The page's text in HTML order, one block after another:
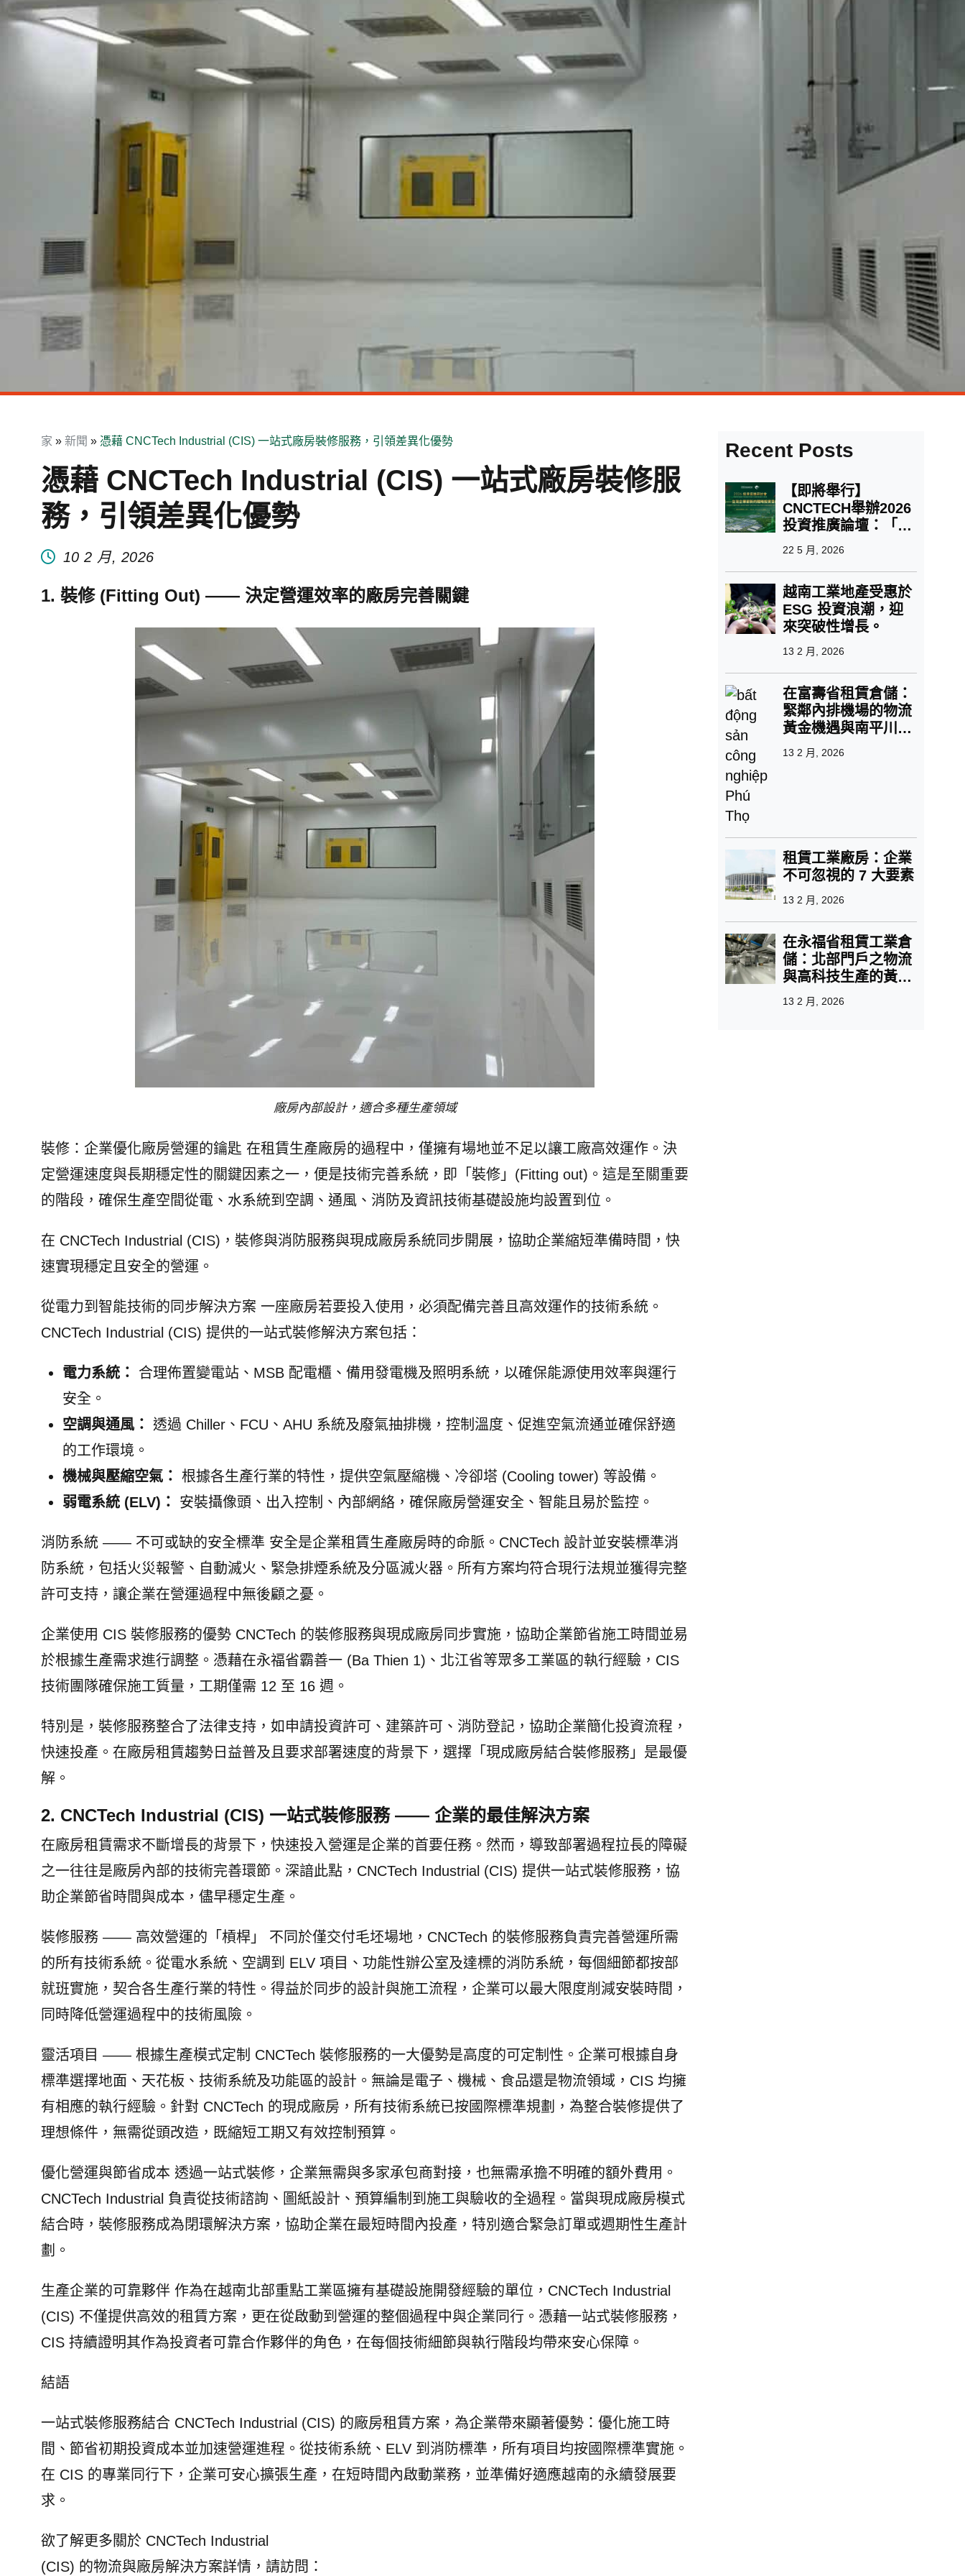
家 » 新聞 » 憑藉 CNCTech Industrial (CIS) 一站式廠房裝修服務，引領差異化優勢
憑藉 CNCTech Industrial (CIS) 一站式廠房裝修服
務，引領差異化優勢
10 2 月, 2026
1. 裝修 (Fitting Out) —— 決定營運效率的廠房完善關鍵
廠房內部設計，適合多種生產領域
裝修：企業優化廠房營運的鑰匙 在租賃生產廠房的過程中，僅擁有場地並不足以讓工廠高效運作。決
定營運速度與長期穩定性的關鍵因素之一，便是技術完善系統，即「裝修」(Fitting out)。這是至關重要
的階段，確保生產空間從電、水系統到空調、通風、消防及資訊技術基礎設施均設置到位。
在 CNCTech Industrial (CIS)，裝修與消防服務與現成廠房系統同步開展，協助企業縮短準備時間，快
速實現穩定且安全的營運。
從電力到智能技術的同步解決方案 一座廠房若要投入使用，必須配備完善且高效運作的技術系統。
CNCTech Industrial (CIS) 提供的一站式裝修解決方案包括：
電力系統：
合理佈置變電站、MSB 配電櫃、備用發電機及照明系統，以確保能源使用效率與運行
安全。
空調與通風： 透過 Chiller、FCU、AHU 系統及廢氣抽排機，控制溫度、促進空氣流通並確保舒適
的工作環境。
機械與壓縮空氣： 根據各生產行業的特性，提供空氣壓縮機、冷卻塔 (Cooling tower) 等設備。
弱電系統 (ELV)：
安裝攝像頭、出入控制、內部網絡，確保廠房營運安全、智能且易於監控。
消防系統 —— 不可或缺的安全標準 安全是企業租賃生產廠房時的命脈。CNCTech 設計並安裝標準消
防系統，包括火災報警、自動滅火、緊急排煙系統及分區滅火器。所有方案均符合現行法規並獲得完整
許可支持，讓企業在營運過程中無後顧之憂。
企業使用 CIS 裝修服務的優勢 CNCTech 的裝修服務與現成廠房同步實施，協助企業節省施工時間並易
於根據生產需求進行調整。憑藉在永福省霸善一 (Ba Thien 1)、北江省等眾多工業區的執行經驗，CIS
技術團隊確保施工質量，工期僅需 12 至 16 週。
特別是，裝修服務整合了法律支持，如申請投資許可、建築許可、消防登記，協助企業簡化投資流程，
快速投產。在廠房租賃趨勢日益普及且要求部署速度的背景下，選擇「現成廠房結合裝修服務」是最優
解。
2. CNCTech Industrial (CIS) 一站式裝修服務 —— 企業的最佳解決方案
在廠房租賃需求不斷增長的背景下，快速投入營運是企業的首要任務。然而，導致部署過程拉長的障礙
之一往往是廠房內部的技術完善環節。深諳此點，CNCTech Industrial (CIS) 提供一站式裝修服務，協
助企業節省時間與成本，儘早穩定生產。
裝修服務 —— 高效營運的「槓桿」 不同於僅交付毛坯場地，CNCTech 的裝修服務負責完善營運所需
的所有技術系統。從電水系統、空調到 ELV 項目、功能性辦公室及達標的消防系統，每個細節都按部
就班實施，契合各生產行業的特性。得益於同步的設計與施工流程，企業可以最大限度削減安裝時間，
同時降低營運過程中的技術風險。
靈活項目 —— 根據生產模式定制 CNCTech 裝修服務的一大優勢是高度的可定制性。企業可根據自身
標準選擇地面、天花板、技術系統及功能區的設計。無論是電子、機械、食品還是物流領域，CIS 均擁
有相應的執行經驗。針對 CNCTech 的現成廠房，所有技術系統已按國際標準規劃，為整合裝修提供了
理想條件，無需從頭改造，既縮短工期又有效控制預算。
優化營運與節省成本 透過一站式裝修，企業無需與多家承包商對接，也無需承擔不明確的額外費用。
CNCTech Industrial 負責從技術諮詢、圖紙設計、預算編制到施工與驗收的全過程。當與現成廠房模式
結合時，裝修服務成為閉環解決方案，協助企業在最短時間內投產，特別適合緊急訂單或週期性生產計
劃。
生產企業的可靠夥伴 作為在越南北部重點工業區擁有基礎設施開發經驗的單位，CNCTech Industrial
(CIS) 不僅提供高效的租賃方案，更在從啟動到營運的整個過程中與企業同行。憑藉一站式裝修服務，
CIS 持續證明其作為投資者可靠合作夥伴的角色，在每個技術細節與執行階段均帶來安心保障。
結語
一站式裝修服務結合 CNCTech Industrial (CIS) 的廠房租賃方案，為企業帶來顯著優勢：優化施工時
間、節省初期投資成本並加速營運進程。從技術系統、ELV 到消防標準，所有項目均按國際標準實施。
在 CIS 的專業同行下，企業可安心擴張生產，在短時間內啟動業務，並準備好適應越南的永續發展要
求。
欲了解更多關於 CNCTech Industrial
(CIS) 的物流與廠房解決方案詳情，請訪問：
Recent Posts
【即將舉行】
CNCTECH舉辦2026
投資推廣論壇：「越
南——台灣企業的新
策略投資目的地」
22 5 月, 2026
越南工業地產受惠於
ESG 投資浪潮，迎
來突破性增長。
13 2 月, 2026
在富壽省租賃倉儲：
緊鄰內排機場的物流
黃金機遇與南平川綠
色公園解決方案
13 2 月, 2026
租賃工業廠房：企業
不可忽視的 7 大要素
13 2 月, 2026
在永福省租賃工業倉
儲：北部門戶之物流
與高科技生產的黃金
機遇
13 2 月, 2026